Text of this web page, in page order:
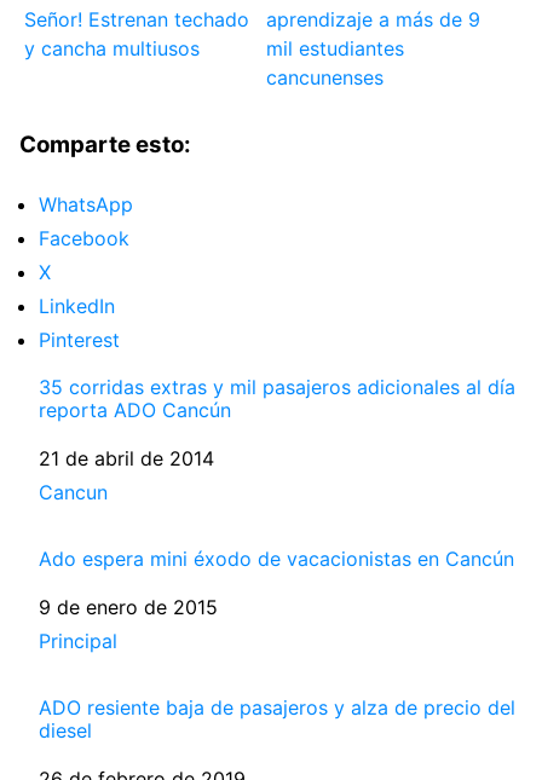
Señor! Estrenan techado
y cancha multiusos
aprendizaje a más de 9
mil estudiantes
cancunenses
Comparte esto:
WhatsApp
Facebook
X
LinkedIn
Pinterest
35 corridas extras y mil pasajeros adicionales al día
reporta ADO Cancún
Fecha
21 de abril de 2014
Respecto a
Cancun
Ado espera mini éxodo de vacacionistas en Cancún
Fecha
9 de enero de 2015
Respecto a
Principal
ADO resiente baja de pasajeros y alza de precio del
diesel